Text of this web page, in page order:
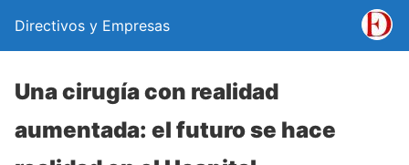
Directivos y Empresas
Una cirugía con realidad
aumentada: el futuro se hace